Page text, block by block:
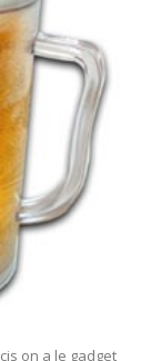
on a le gadget